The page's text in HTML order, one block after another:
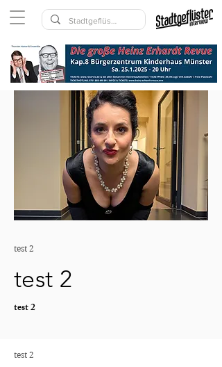
test 2
test 2
test 2
test 2